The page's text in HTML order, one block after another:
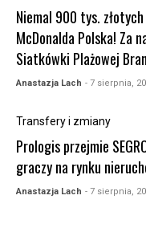
Niemal 900 tys.
McDonalda Polska! Za
Siatkówki Plażowej
Anastazja Lach - 7 sierpnia,
Transfery i zmiany
Prologis przejmie
graczy na rynku
Anastazja Lach - 7 sierpnia,